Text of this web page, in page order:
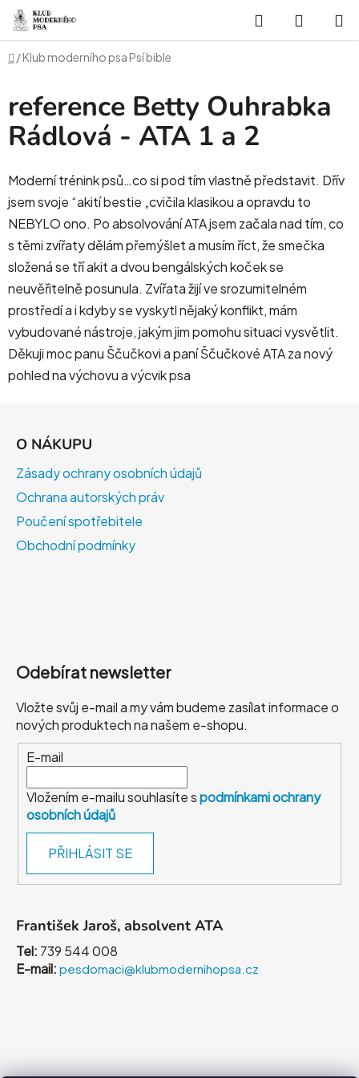
Přejít
na
obsah
Hledat
KOŠÍK
Domů
/Klub moderního psa Psí bible
reference Betty Ouhrabka
Rádlová - ATA 1 a 2
Moderní trénink psů…co si pod tím vlastně představit. Dřív
jsem svoje “akití bestie „cvičila klasikou a opravdu to
NEBYLO ono. Po absolvování ATA jsem začala nad tím, co
s těmi zvířaty dělám přemýšlet a musím říct, že smečka
složená se tří akit a dvou bengálských koček se
neuvěřitelně posunula. Zvířata žijí ve srozumitelném
prostředí a i kdyby se vyskytl nějaký konflikt, mám
vybudované nástroje, jakým jim pomohu situaci vysvětlit.
Děkuji moc panu Ščučkovi a paní Ščučkové ATA za nový
pohled na výchovu a výcvik psa
O NÁKUPU
Zásady ochrany osobních údajů
Ochrana autorských práv
Poučení spotřebitele
Obchodní podmínky
Odebírat newsletter
Vložte svůj e-mail a my vám budeme zasílat informace o
nových produktech na našem e-shopu.
E-mail
Vložením e-mailu souhlasíte spodmínkami ochrany
osobních údajů
PŘIHLÁSIT SE
František Jaroš, absolvent ATA
Tel: 739 544 008
E-mail: pesdomaci@klubmodernihopsa.cz